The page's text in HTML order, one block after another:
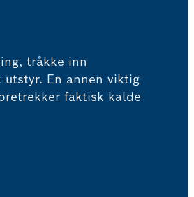
tråkke inn
En annen viktig
faktisk kalde